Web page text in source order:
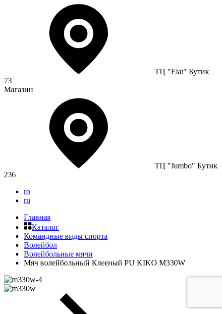
ТЦ "Elat" Бутик
73
Магазин
ТЦ "Jumbo" Бутик
236
ro
ru
Главная
Каталог
Командные виды спорта
Волейбол
Волейбольные мячи
Мяч волейбольный Клееный PU KIKO M330W